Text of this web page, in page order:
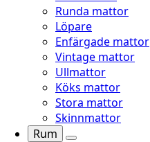
Runda mattor
Löpare
Enfärgade mattor
Vintage mattor
Ullmattor
Köks mattor
Stora mattor
Skinnmattor
Rum